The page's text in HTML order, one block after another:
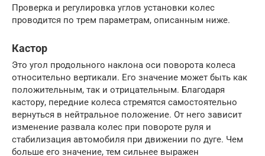
Проверка и регулировка углов установки колес
проводится по трем параметрам, описанным ниже.
Кастор
Это угол продольного наклона оси поворота колеса
относительно вертикали. Его значение может быть как
положительным, так и отрицательным. Благодаря
кастору, передние колеса стремятся самостоятельно
вернуться в нейтральное положение. От него зависит
изменение развала колес при повороте руля и
стабилизация автомобиля при движении по дуге. Чем
больше его значение, тем сильнее выражен